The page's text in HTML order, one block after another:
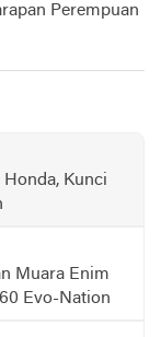
Perempuan
Kunci
Muara Enim
Evo-Nation